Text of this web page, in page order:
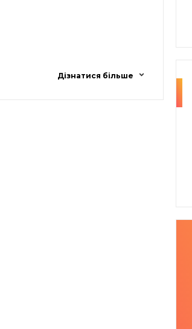
Дізнатися більше